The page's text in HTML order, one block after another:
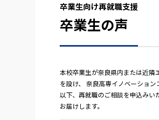
卒業生向け再就職支援
卒業生の声
本校卒業生が奈良県内または近隣
を設け、 奈良高専イノベーション
以下、再就職のご相談を申込みい
お届けします。